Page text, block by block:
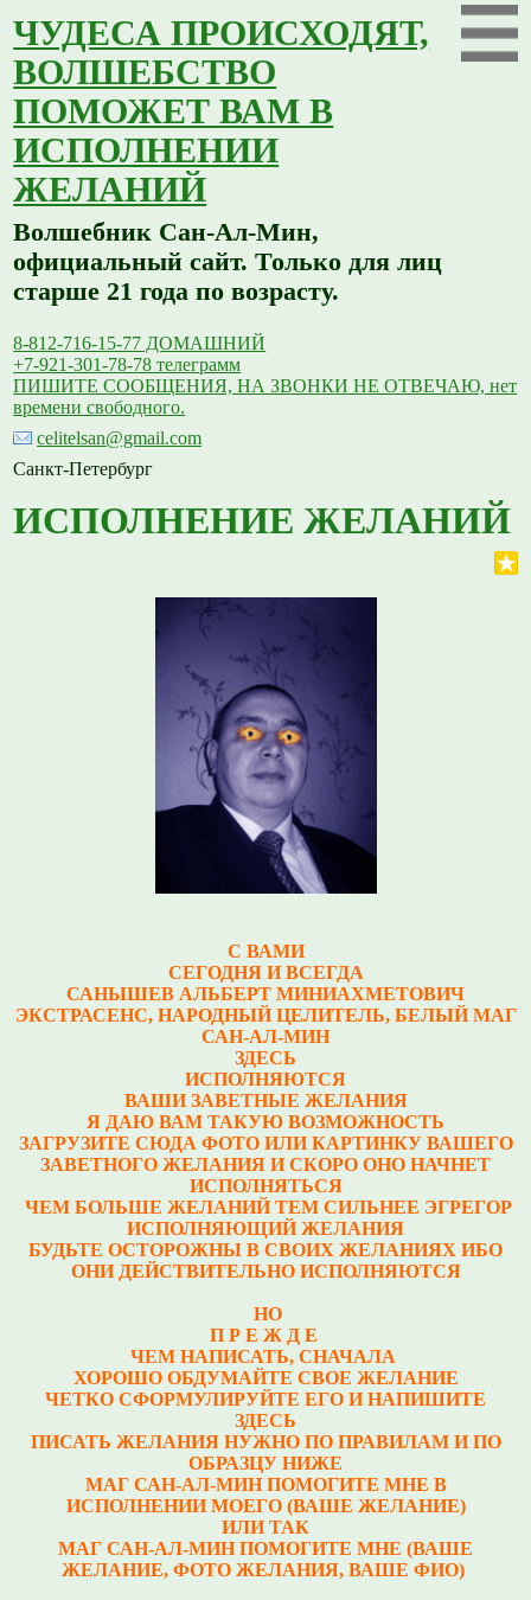
ЧУДЕСА ПРОИСХОДЯТ,
ВОЛШЕБСТВО
ПОМОЖЕТ ВАМ В
ИСПОЛНЕНИИ
ЖЕЛАНИЙ
Волшебник Сан-Ал-Мин,
официальный сайт. Только для лиц
старше 21 года по возрасту.
8-812-716-15-77 ДОМАШНИЙ
+7-921-301-78-78 телеграмм
ПИШИТЕ СООБЩЕНИЯ, НА ЗВОНКИ НЕ ОТВЕЧАЮ, нет
времени свободного.
celitelsan@gmail.com
Санкт-Петербург
ИСПОЛНЕНИЕ ЖЕЛАНИЙ
С ВАМИ
СЕГОДНЯ И ВСЕГДА
САНЫШЕВ АЛЬБЕРТ МИНИАХМЕТОВИЧ
ЭКСТРАСЕНС, НАРОДНЫЙ ЦЕЛИТЕЛЬ, БЕЛЫЙ МАГ
САН-АЛ-МИН
ЗДЕСЬ
ИСПОЛНЯЮТСЯ
ВАШИ ЗАВЕТНЫЕ ЖЕЛАНИЯ
Я ДАЮ ВАМ ТАКУЮ ВОЗМОЖНОСТЬ
ЗАГРУЗИТЕ СЮДА ФОТО ИЛИ КАРТИНКУ ВАШЕГО
ЗАВЕТНОГО ЖЕЛАНИЯ И СКОРО ОНО НАЧНЕТ
ИСПОЛНЯТЬСЯ
ЧЕМ БОЛЬШЕ ЖЕЛАНИЙ ТЕМ СИЛЬНЕЕ ЭГРЕГОР
ИСПОЛНЯЮЩИЙ ЖЕЛАНИЯ
БУДЬТЕ ОСТОРОЖНЫ В СВОИХ ЖЕЛАНИЯХ ИБО
ОНИ ДЕЙСТВИТЕЛЬНО ИСПОЛНЯЮТСЯ
НО
П Р Е Ж Д Е
ЧЕМ НАПИСАТЬ, СНАЧАЛА
ХОРОШО ОБДУМАЙТЕ СВОЕ ЖЕЛАНИЕ
ЧЕТКО СФОРМУЛИРУЙТЕ ЕГО И НАПИШИТЕ
ЗДЕСЬ
ПИСАТЬ ЖЕЛАНИЯ НУЖНО ПО ПРАВИЛАМ И ПО
ОБРАЗЦУ НИЖЕ
МАГ САН-АЛ-МИН ПОМОГИТЕ МНЕ В
ИСПОЛНЕНИИ МОЕГО (ВАШЕ ЖЕЛАНИЕ)
ИЛИ ТАК
МАГ САН-АЛ-МИН ПОМОГИТЕ МНЕ (ВАШЕ
ЖЕЛАНИЕ, ФОТО ЖЕЛАНИЯ, ВАШЕ ФИО)